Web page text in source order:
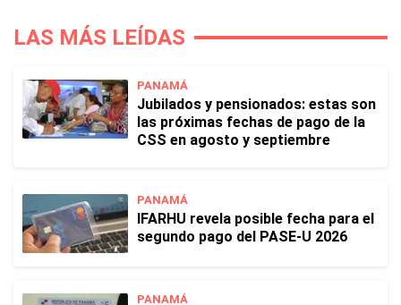
LAS MÁS LEÍDAS
PANAMÁ
Jubilados y pensionados: estas son
las próximas fechas de pago de la
CSS en agosto y septiembre
PANAMÁ
IFARHU revela posible fecha para el
segundo pago del PASE-U 2026
PANAMÁ